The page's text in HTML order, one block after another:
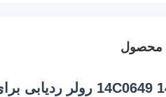
محصول